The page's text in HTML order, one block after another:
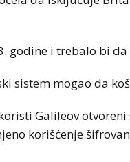
godine i trebalo bi
sistem mogao da
Galileov
korišćenje